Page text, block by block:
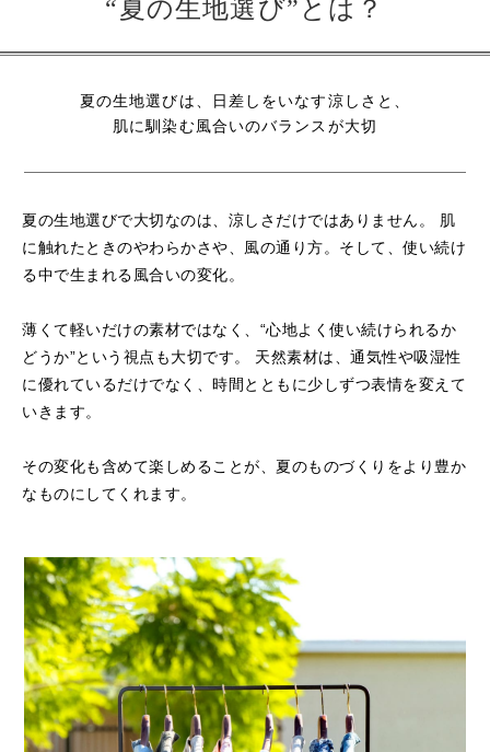
“夏の生地選び”とは？
夏の生地選びは、日差しをいなす涼しさと、
肌に馴染む風合いのバランスが大切
夏の生地選びで大切なのは、涼しさだけではありません。
肌
に触れたときのやわらかさや、風の通り方。そして、使い続け
る中で生まれる風合いの変化。
薄くて軽いだけの素材ではなく、“心地よく使い続けられるか
どうか”という視点も大切です。
天然素材は、通気性や吸湿性
に優れているだけでなく、時間とともに少しずつ表情を変えて
いきます。
その変化も含めて楽しめることが、夏のものづくりをより豊か
なものにしてくれます。